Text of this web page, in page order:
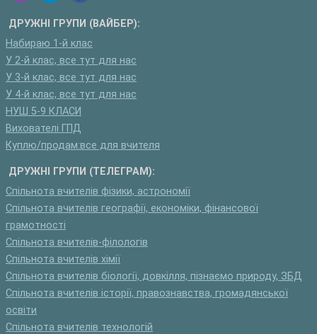
ДРУЖНІ ГРУПИ (ВАЙБЕР):
Набираю 1-й клас
У 2-й клас, все тут для нас
У 3-й клас, все тут для нас
У 4-й клас, все тут для нас
НУШ 5-9 КЛАСИ
Вихователі ГПД
Куплю/продам:все для вчителя
ДРУЖНІ ГРУПИ (ТЕЛЕГРАМ):
Спільнота вчителів фізики, астрономії
Спільнота вчителів географії, економіки, фінансової
грамотності
Спільнота вчителів-філологів
Спільнота вчителів хімії
Спільнота вчителів біології, довкілля, пізнаємо природу, ЗБД
Спільнота вчителів історії, правознавства, громадянської
освіти
Спільнота вчителів технологій